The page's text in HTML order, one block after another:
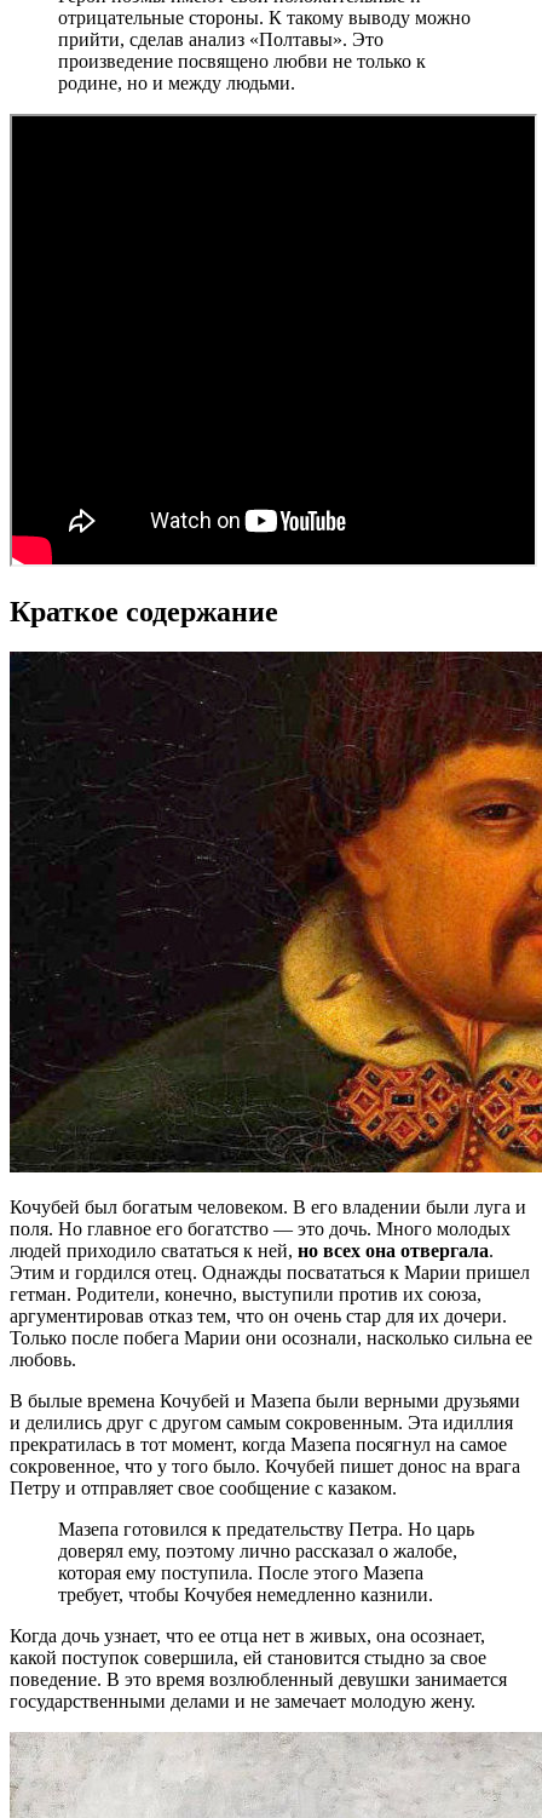
отрицательные стороны. К такому выводу можно
прийти, сделав анализ «Полтавы». Это
произведение посвящено любви не только к
родине, но и между людьми.
Краткое содержание
Кочубей был богатым человеком. В его владении были луга и
поля. Но главное его богатство — это дочь. Много молодых
людей приходило свататься к ней, но всех она отвергала.
Этим и гордился отец. Однажды посвататься к Марии пришел
гетман. Родители, конечно, выступили против их союза,
аргументировав отказ тем, что он очень стар для их дочери.
Только после побега Марии они осознали, насколько сильна ее
любовь.
В былые времена Кочубей и Мазепа были верными друзьями
и делились друг с другом самым сокровенным. Эта идиллия
прекратилась в тот момент, когда Мазепа посягнул на самое
сокровенное, что у того было. Кочубей пишет донос на врага
Петру и отправляет свое сообщение с казаком.
Мазепа готовился к предательству Петра. Но царь
доверял ему, поэтому лично рассказал о жалобе,
которая ему поступила. После этого Мазепа
требует, чтобы Кочубея немедленно казнили.
Когда дочь узнает, что ее отца нет в живых, она осознает,
какой поступок совершила, ей становится стыдно за свое
поведение. В это время возлюбленный девушки занимается
государственными делами и не замечает молодую жену.